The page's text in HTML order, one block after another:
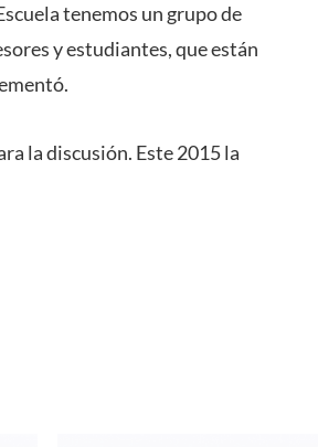
tenemos un grupo de
y estudiantes, que están
la discusión. Este 2015 la